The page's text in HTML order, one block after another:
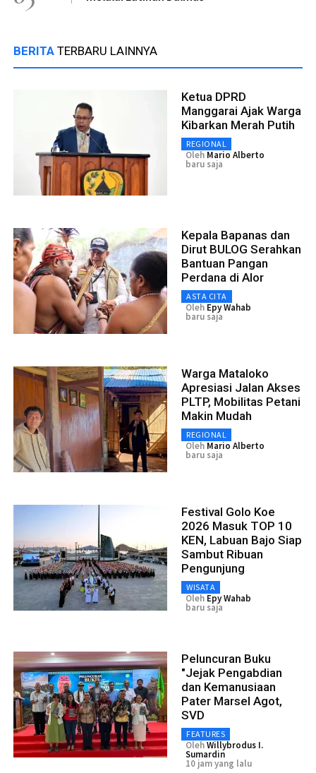
BERITA TERBARU LAINNYA
Ketua DPRD
Manggarai Ajak Warga
Kibarkan Merah Putih
REGIONAL
Oleh Mario Alberto
baru saja
Kepala Bapanas dan
Dirut BULOG Serahkan
Bantuan Pangan
Perdana di Alor
ASTA CITA
Oleh Epy Wahab
baru saja
Warga Mataloko
Apresiasi Jalan Akses
PLTP, Mobilitas Petani
Makin Mudah
REGIONAL
Oleh Mario Alberto
baru saja
Festival Golo Koe
2026 Masuk TOP 10
KEN, Labuan Bajo Siap
Sambut Ribuan
Pengunjung
WISATA
Oleh Epy Wahab
baru saja
Peluncuran Buku
"Jejak Pengabdian
dan Kemanusiaan
Pater Marsel Agot,
SVD
FEATURES
OlehWillybrodus I.
Sumardin
10 jam yang lalu